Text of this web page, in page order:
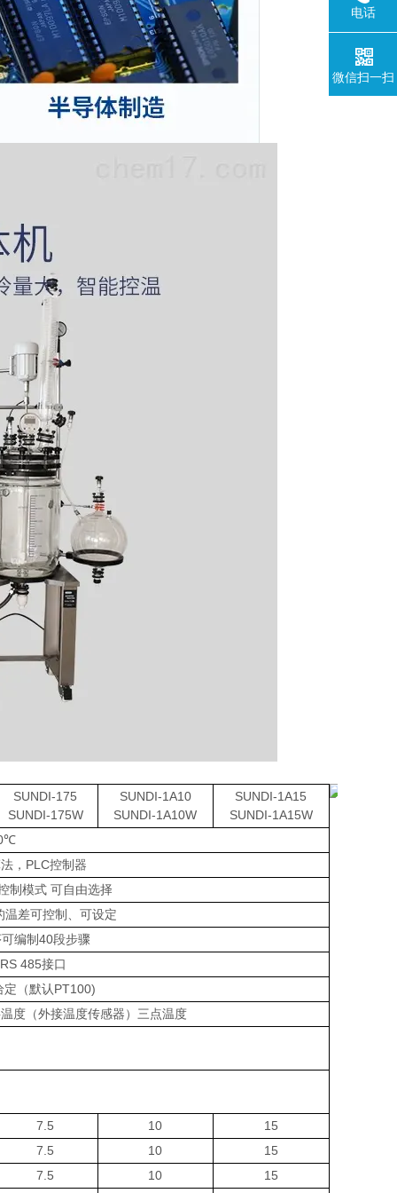
SUNDI-175
SUNDI-175W
SUNDI-1A10
SUNDI-1A10W
SUNDI-1A15
SUNDI-1A15W
，PLC控制器
制模式 可自由选择
差可控制、可设定
编制40段步骤
485接口
（默认PT100)
度（外接温度传感器）三点温度
7.5 10
15
7.5
10
15
7.5
10 15
电话
微信扫一扫